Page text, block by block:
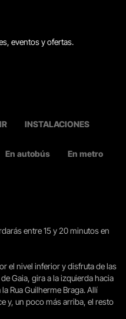
eventos y ofertas.
INSTALACIONES
En autobús En metro
entre 15 y 20 minutos en
el nivel inferior y disfruta de las
Gaia, gira a la izquierda hacia
Rua Guilherme Braga. Allí
y, un poco más arriba, el resto